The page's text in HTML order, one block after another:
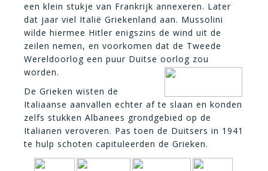
een klein stukje van Frankrijk annexeren. Later
dat jaar viel Italië Griekenland aan. Mussolini
wilde hiermee Hitler enigszins de wind uit de
zeilen nemen, en voorkomen dat de Tweede
Wereldoorlog een puur Duitse oorlog zou
worden.
De Grieken wisten de
Italiaanse aanvallen echter af te slaan en konden
zelfs stukken Albanees grondgebied op de
Italianen veroveren. Pas toen de Duitsers in 1941
te hulp schoten capituleerden de Grieken.